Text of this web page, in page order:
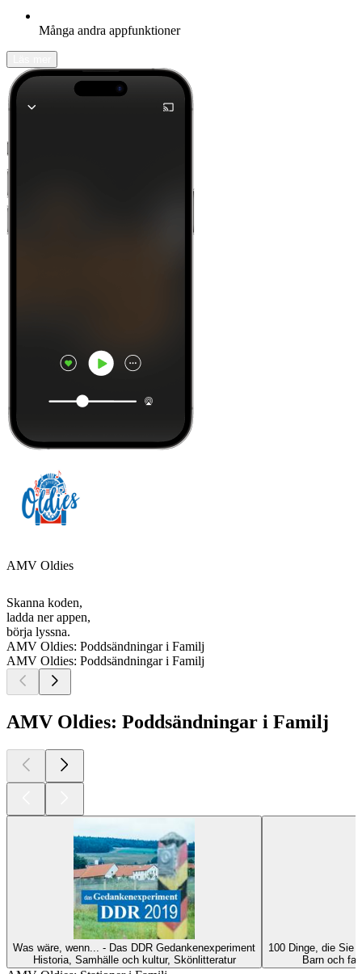
Många andra appfunktioner
AMV Oldies
Skanna koden,
ladda ner appen,
börja lyssna.
AMV Oldies: Poddsändningar i Familj
AMV Oldies: Poddsändningar i Familj
AMV Oldies: Poddsändningar i Familj
Was wäre, wenn... - Das DDR Gedankenexperiment
Historia, Samhälle och kultur, Skönlitteratur
100 Dinge, die Sie
Barn och